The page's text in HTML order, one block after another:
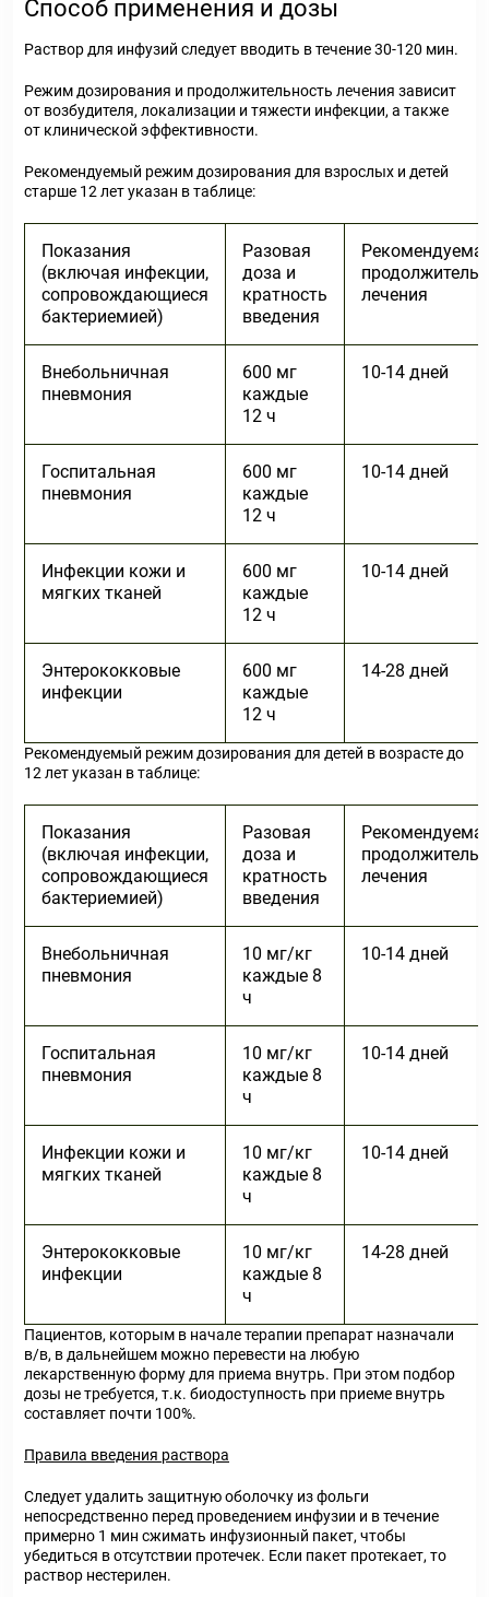
Способ применения и дозы
Раствор для инфузий следует вводить в течение 30-120 мин.
Режим дозирования и продолжительность лечения зависит
от возбудителя, локализации и тяжести инфекции, а также
от клинической эффективности.
Рекомендуемый режим дозирования для взрослых и детей
старше 12 лет указан в таблице:
Показания
(включая инфекции,
сопровождающиеся
бактериемией)
Разовая
доза и
кратность
введения
лечения
Внебольничная
пневмония
600 мг
каждые
12 ч
10-14 дней
Госпитальная
пневмония
600 мг
каждые
12 ч
10-14 дней
Инфекции кожи и
мягких тканей
600 мг
каждые
12 ч
10-14 дней
Энтерококковые
инфекции
600 мг
каждые
12 ч
14-28 дней
Рекомендуемый режим дозирования для детей в возрасте до
12 лет указан в таблице:
Показания
(включая инфекции,
сопровождающиеся
бактериемией)
Разовая
доза и
кратность
введения
лечения
Внебольничная
пневмония
10 мг/кг
каждые 8
ч
10-14 дней
Госпитальная
пневмония
10 мг/кг
каждые 8
ч
10-14 дней
Инфекции кожи и
мягких тканей
10 мг/кг
каждые 8
ч
10-14 дней
Энтерококковые
инфекции
10 мг/кг
каждые 8
ч
14-28 дней
Пациентов, которым в начале терапии препарат назначали
в/в, в дальнейшем можно перевести на любую
лекарственную форму для приема внутрь. При этом подбор
дозы не требуется, т.к. биодоступность при приеме внутрь
составляет почти 100%.
Правила введения раствора
Следует удалить защитную оболочку из фольги
непосредственно перед проведением инфузии и в течение
примерно 1 мин сжимать инфузионный пакет, чтобы
убедиться в отсутствии протечек. Если пакет протекает, то
раствор нестерилен.